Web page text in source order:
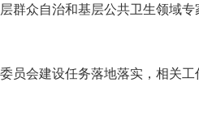
群众自治和基层公共卫生领域
员会建设任务落地落实，相关